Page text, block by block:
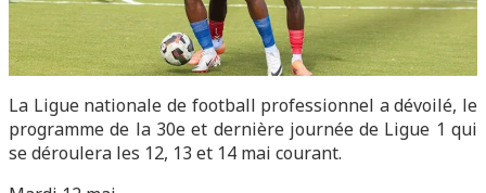
La Ligue nationale de football professionnel a dévoilé, le
programme de la 30e et dernière journée de Ligue 1 qui
se déroulera les 12, 13 et 14 mai courant.